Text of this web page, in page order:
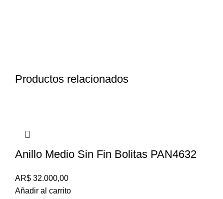
Productos relacionados
Anillo Medio Sin Fin Bolitas PAN4632
AR$ 32.000,00
Añadir al carrito